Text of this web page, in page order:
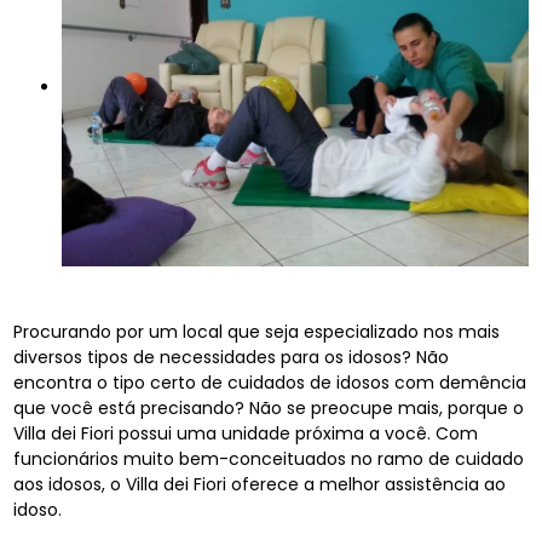
Procurando por um local que seja especializado nos mais
diversos tipos de necessidades para os idosos? Não
encontra o tipo certo de cuidados de idosos com demência
que você está precisando? Não se preocupe mais, porque o
Villa dei Fiori possui uma unidade próxima a você. Com
funcionários muito bem-conceituados no ramo de cuidado
aos idosos, o Villa dei Fiori oferece a melhor assistência ao
idoso.